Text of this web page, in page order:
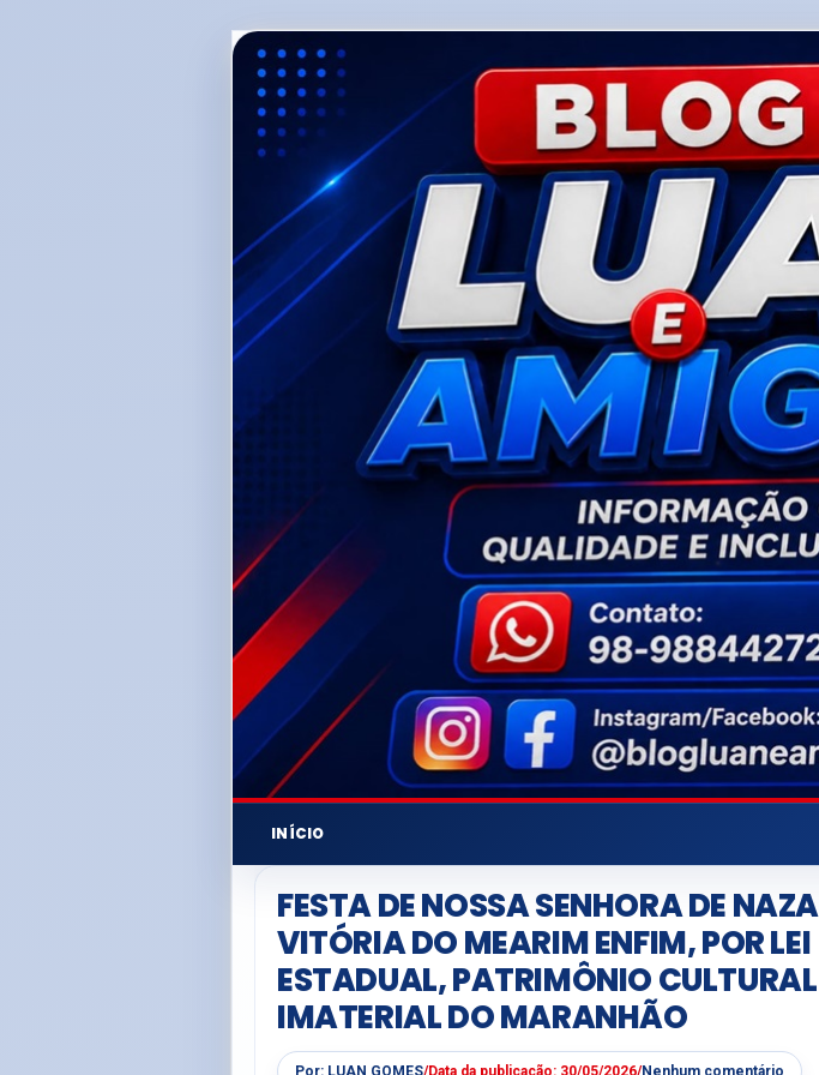
INÍCIO
FESTA DE NOSSA SENHORA DE
VITÓRIA DO MEARIM ENFIM, POR LEI
ESTADUAL, PATRIMÔNIO CULTURAL
IMATERIAL DO MARANHÃO
Por: LUAN GOMES/Data da publicação: 30/05/2026/Nenhum comentário